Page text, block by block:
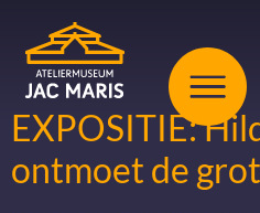
EXPOSITIE:
ontmoet de